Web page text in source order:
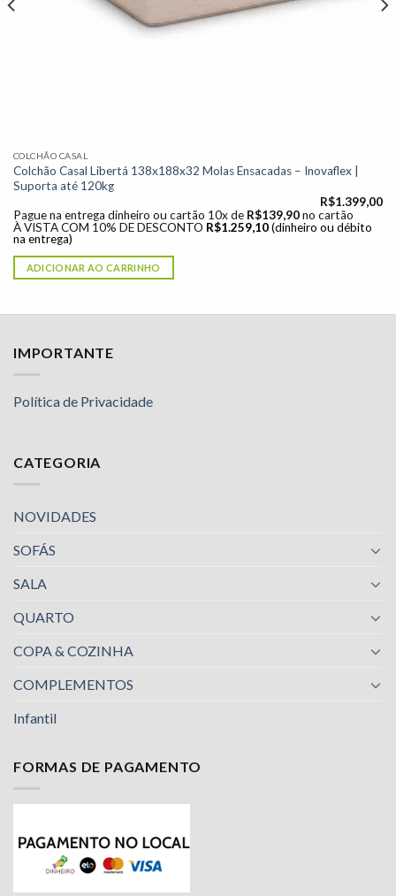
COLCHÃO CASAL
Colchão Casal Libertá 138x188x32 Molas Ensacadas – Inovaflex |
Suporta até 120kg
R$1.399,00
Pague na entrega dinheiro ou cartão 10x de R$139,90 no cartão
À VISTA COM 10% DE DESCONTO R$1.259,10 (dinheiro ou débito
na entrega)
ADICIONAR AO CARRINHO
IMPORTANTE
Política de Privacidade
CATEGORIA
NOVIDADES
SOFÁS
SALA
QUARTO
COPA & COZINHA
COMPLEMENTOS
Infantil
FORMAS DE PAGAMENTO
Nossa equipe de suporte ao cliente está aqui
nos qualquer coisa!